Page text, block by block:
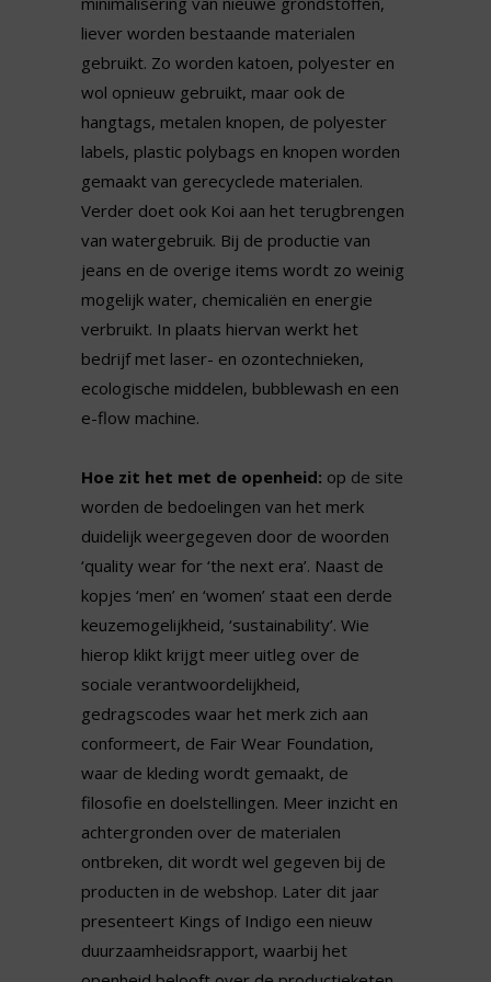
liever worden bestaande materialen
gebruikt. Zo worden katoen, polyester en
wol opnieuw gebruikt, maar ook de
hangtags, metalen knopen, de polyester
labels, plastic polybags en knopen worden
gemaakt van gerecyclede materialen.
Verder doet ook Koi aan het terugbrengen
van watergebruik. Bij de productie van
jeans en de overige items wordt zo weinig
mogelijk water, chemicaliën en energie
verbruikt. In plaats hiervan werkt het
bedrijf met laser- en ozontechnieken,
ecologische middelen, bubblewash en een
e-flow machine.
Hoe zit het met de openheid: op de site
worden de bedoelingen van het merk
duidelijk weergegeven door de woorden
‘quality wear for ‘the next era’. Naast de
kopjes ‘men’ en ‘women’ staat een derde
keuzemogelijkheid, ‘sustainability’. Wie
hierop klikt krijgt meer uitleg over de
sociale verantwoordelijkheid,
gedragscodes waar het merk zich aan
conformeert, de Fair Wear Foundation,
waar de kleding wordt gemaakt, de
filosofie en doelstellingen. Meer inzicht en
achtergronden over de materialen
ontbreken, dit wordt wel gegeven bij de
producten in de webshop. Later dit jaar
presenteert Kings of Indigo een nieuw
duurzaamheidsrapport, waarbij het